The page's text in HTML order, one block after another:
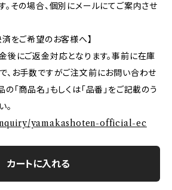
。その場合、個別にメールにてご案内させ
済をご希望のお客様へ】
後にご返金対応となります。事前に在庫
、お手数ですがご注文前にお問い合わせ
「商品名」もしくは「品番」をご記載のう
。
yamakashoten-official-ec
カートに入れる